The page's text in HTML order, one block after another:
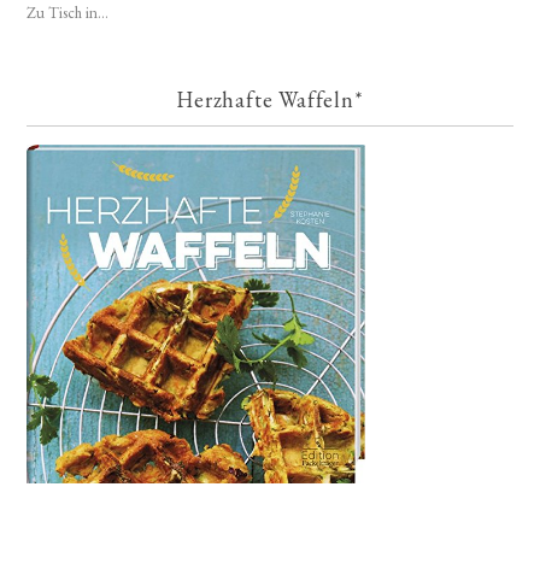
Zu Tisch in...
Herzhafte Waffeln*